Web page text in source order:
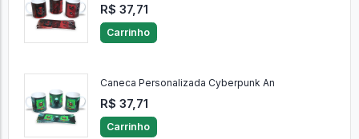
R$ 37,71
Carrinho
Caneca Personalizada Cyberpunk An
R$ 37,71
Carrinho